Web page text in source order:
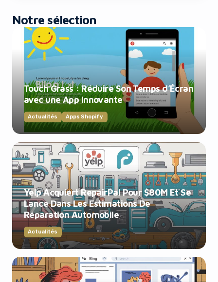
Notre sélection
Touch Grass : Réduire Son Temps d’Écran
avec une App Innovante
Actualités Apps Shopify
Yelp Acquiert RepairPal Pour $80M Et Se
Lance Dans Les Estimations De
Réparation Automobile
Actualités